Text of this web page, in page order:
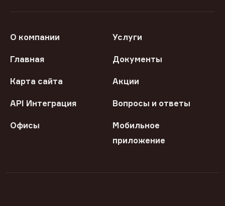
О компании Услуги
Главная Документы
Карта сайта Акции
API Интеграция Вопросы и ответы
Офисы
Мобильное
приложение